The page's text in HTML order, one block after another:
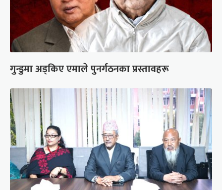
गुन्डुमा अड्किए एमाले पुनर्गठनका प्रस्तावहरू